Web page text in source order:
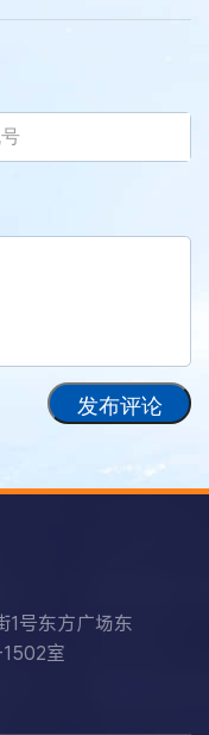
发布评论
1号东方广场东
室